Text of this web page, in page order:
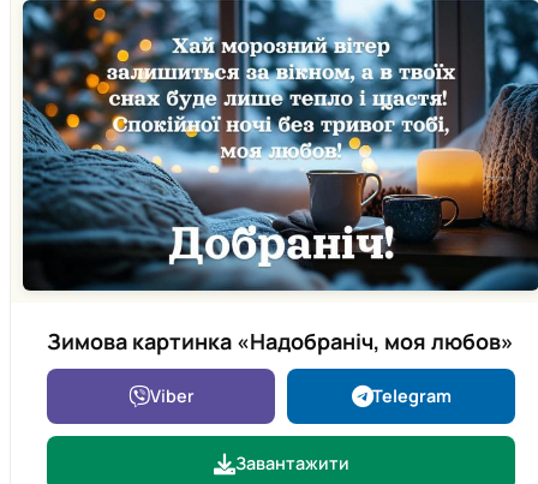
Зимова картинка «Надобраніч, моя любов»
Viber Telegram
Завантажити